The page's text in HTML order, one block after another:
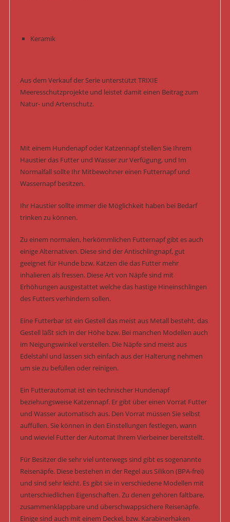
Keramik
Aus dem Verkauf der Serie unterstützt TRIXIE
Meeresschutzprojekte und leistet damit einen Beitrag zum
Natur- und Artenschutz.
Mit einem Hundenapf oder Katzennapf stellen Sie Ihrem
Haustier das Futter und Wasser zur Verfügung, und Im
Normalfall sollte Ihr Mitbewohner einen Futternapf und
Wassernapf besitzen.
Ihr Haustier sollte immer die Möglichkeit haben bei Bedarf
trinken zu können.
Zu einem normalen, herkömmlichen Futternapf gibt es auch
einige Alternativen. Diese sind der Antischlingnapf, gut
geeignet für Hunde bzw. Katzen die das Futter mehr
inhalieren als fressen. Diese Art von Näpfe sind mit
Erhöhungen ausgestattet welche das hastige Hineinschlingen
des Futters verhindern sollen.
Eine Futterbar ist ein Gestell das meist aus Metall besteht, das
Gestell läßt sich in der Höhe bzw. Bei manchen Modellen auch
im Neigungswinkel verstellen. Die Näpfe sind meist aus
Edelstahl und lassen sich einfach aus der Halterung nehmen
um sie zu befüllen oder reinigen.
Ein Futterautomat ist ein technischer Hundenapf
beziehungsweise Katzennapf. Er gibt über einen Vorrat Futter
und Wasser automatisch aus. Den Vorrat müssen Sie selbst
auffüllen. Sie können in den Einstellungen festlegen, wann
und wieviel Futter der Automat Ihrem Vierbeiner bereitstellt.
Für Besitzer die sehr viel unterwegs sind gibt es sogenannte
Reisenäpfe. Diese bestehen in der Regel aus Silikon (BPA-frei)
und sind sehr leicht. Es gibt sie in verschiedene Modellen mit
unterschiedlichen Eigenschaften. Zu denen gehören faltbare,
zusammenklappbare und überschwappsichere Reisenäpfe.
Einige sind auch mit einem Deckel, bzw. Karabinerhaken